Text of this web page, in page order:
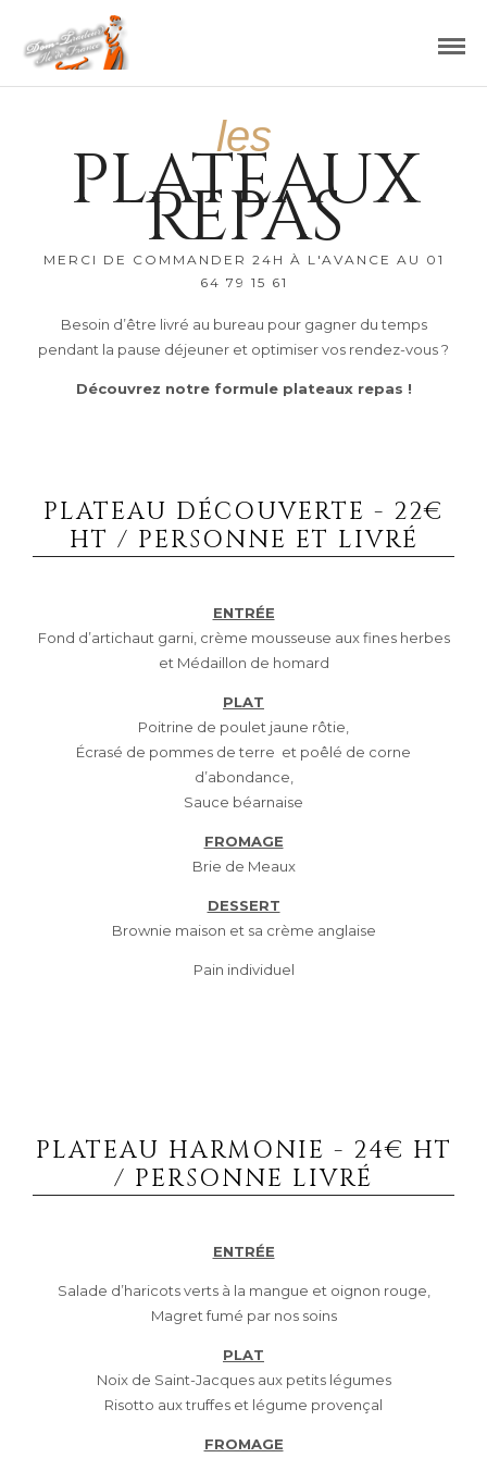
les
PLATEAUX
REPAS
MERCI DE COMMANDER 24H À L'AVANCE AU 01
64 79 15 61
Besoin d’être livré au bureau pour gagner du temps
pendant la pause déjeuner et optimiser vos rendez-vous ?
Découvrez notre formule plateaux repas !
PLATEAU DÉCOUVERTE - 22€
HT / PERSONNE ET LIVRÉ
ENTRÉE
Fond d’artichaut garni, crème mousseuse aux fines herbes
et Médaillon de homard
PLAT
Poitrine de poulet jaune rôtie,
Écrasé de pommes de terre et poêlé de corne
d’abondance,
Sauce béarnaise
FROMAGE
Brie de Meaux
DESSERT
Brownie maison et sa crème anglaise
Pain individuel
PLATEAU HARMONIE - 24€ HT
/ PERSONNE LIVRÉ
ENTRÉE
Salade d’haricots verts à la mangue et oignon rouge,
Magret fumé par nos soins
PLAT
Noix de Saint-Jacques aux petits légumes
Risotto aux truffes et légume provençal
FROMAGE